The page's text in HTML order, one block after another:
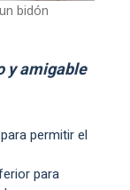
bidón
y amigable
permitir el
para